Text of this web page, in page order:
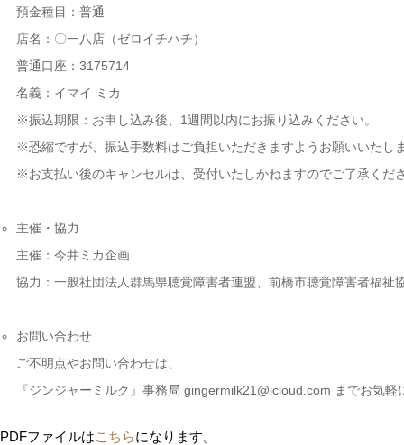
預金種目：普通
店名：〇一八店（ゼロイチハチ）
普通口座：3175714
名義：イマイ ミカ
※振込期限：お申し込み後、1週間以内にお振り込みください。
※恐縮ですが、振込手数料はご負担いただきますようお願いいたし
※お支払い後のキャンセルは、受付いたしかねますのでご了承くだ
主催・協力
主催：今井ミカ企画
協力：一般社団法人群馬県聴覚障害者連盟、前橋市聴覚障害者福祉
お問い合わせ
ご不明点やお問い合わせは、
『ジンジャーミルク』事務局 gingermilk21@icloud.com までお気軽
PDFファイルはこちらになります。